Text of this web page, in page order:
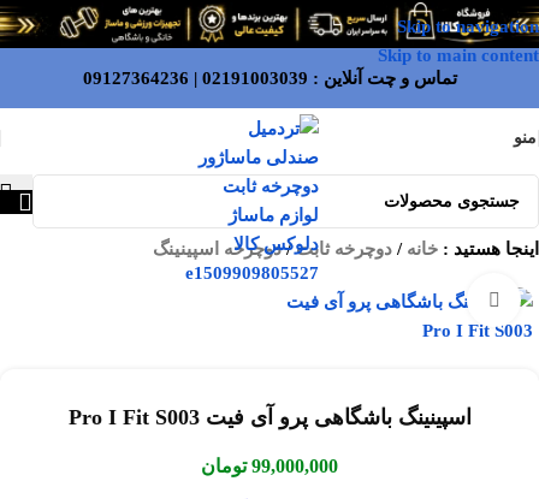
Skip to navigation
Skip to main content
تماس و چت آنلاین : 02191003039
|
09127364236
منو
اینجا هستید : خانه / دوچرخه ثابت/دوچرخه اسپینینگ
بزرگنمایی تصویر
اسپینینگ باشگاهی پرو آی فیت Pro I Fit S003
99,000,000 تومان